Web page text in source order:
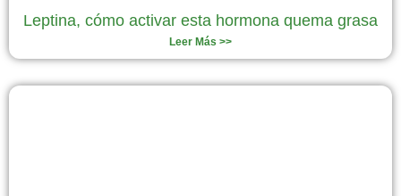
Leptina, cómo activar esta hormona quema grasa
Leer Más >>